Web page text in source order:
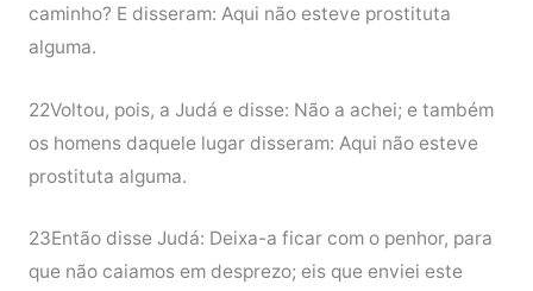
caminho? E disseram: Aqui não esteve prostituta
alguma.
22Voltou, pois, a Judá e disse: Não a achei; e também
os homens daquele lugar disseram: Aqui não esteve
prostituta alguma.
23Então disse Judá: Deixa-a ficar com o penhor, para
que não caiamos em desprezo; eis que enviei este